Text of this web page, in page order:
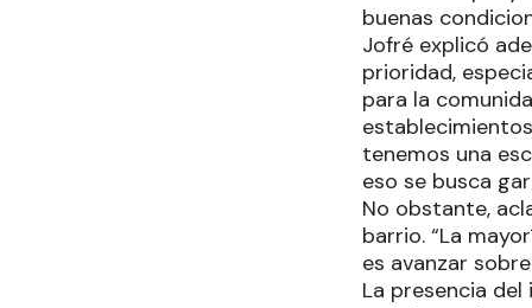
buenas
Jofré explicó
prioridad,
para la
tenemos una
eso se busca
No obstante,
barrio. “La
es avanzar
La presencia